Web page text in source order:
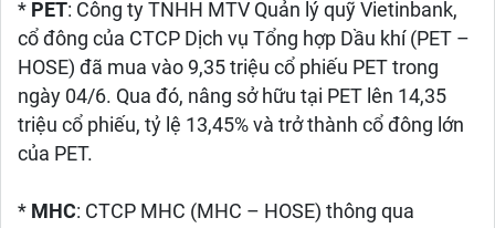
* PET: Công ty TNHH MTV Quản lý quỹ Vietinbank,
cổ đông của CTCP Dịch vụ Tổng hợp Dầu khí (PET –
HOSE) đã mua vào 9,35 triệu cổ phiếu PET trong
ngày 04/6. Qua đó, nâng sở hữu tại PET lên 14,35
triệu cổ phiếu, tỷ lệ 13,45% và trở thành cổ đông lớn
của PET.
* MHC: CTCP MHC (MHC – HOSE) thông qua